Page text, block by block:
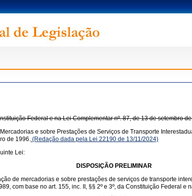
Federal e na Lei Complementar nº. 87, de 13 de setembro
e sobre Prestações de Serviços de Transporte
de 1996. (Redação dada pela Lei 22190 de 13/11/2024)
Lei:
DISPOSIÇÃO PRELIMINAR
de mercadorias e sobre prestações de serviços de transporte
com base no art. 155, inc. II, §§ 2º e 3º, da Constituição Federal e